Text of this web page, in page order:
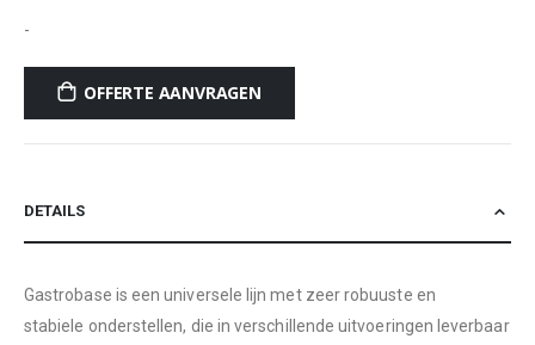
-
OFFERTE AANVRAGEN
DETAILS
Gastrobase is een universele lijn met zeer robuuste en
stabiele onderstellen, die in verschillende uitvoeringen leverbaar